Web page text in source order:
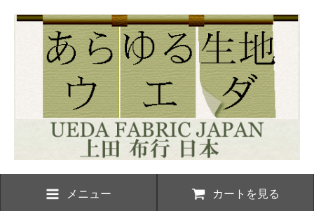
メニュー カートを見る